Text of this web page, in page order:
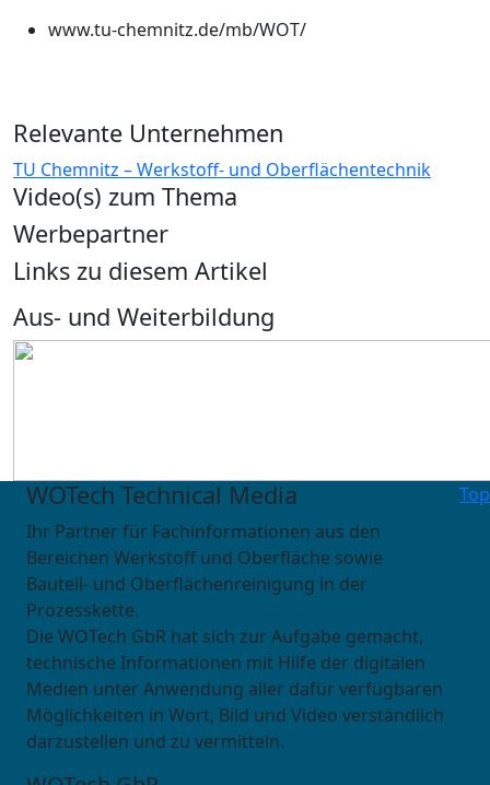
www.tu-chemnitz.de/mb/WOT/
Relevante Unternehmen
TU Chemnitz – Werkstoff- und Oberflächentechnik
Video(s) zum Thema
Werbepartner
Links zu diesem Artikel
Aus- und Weiterbildung
Top
WOTech Technical Media
Ihr Partner für Fachinformationen aus den
Bereichen Werkstoff und Oberfläche sowie
Bauteil- und Oberflächenreinigung in der
Prozesskette.
Die WOTech GbR hat sich zur Aufgabe gemacht,
technische Informationen mit Hilfe der digitalen
Medien unter Anwendung aller dafür verfügbaren
Möglichkeiten in Wort, Bild und Video verständlich
darzustellen und zu vermitteln.